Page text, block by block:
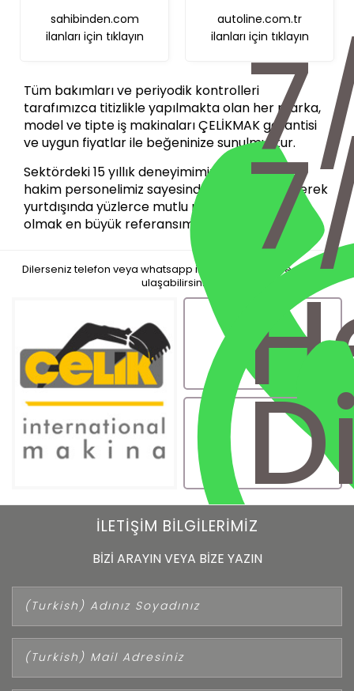
sahibinden.com
ilanları için tıklayın
autoline.com.tr
ilanları için tıklayın
Tüm bakımları ve periyodik kontrolleri
tarafımızca titizlikle yapılmakta olan her marka,
model ve tipte iş makinaları ÇELİKMAK garantisi
ve uygun fiyatlar ile beğeninize sunulmuştur.
Sektördeki 15 yıllık deneyimimiz ve piyasaya
hakim personelimiz sayesinde gerek yurtiçi gerek
yurtdışında yüzlerce mutlu müşteriye sahip
olmak en büyük referansımızdır.
Dilerseniz telefon veya whatsapp iletişim kanalları ile de bize
ulaşabilirsiniz.
İLETİŞİM BİLGİLERİMİZ
BİZİ ARAYIN VEYA BİZE YAZIN